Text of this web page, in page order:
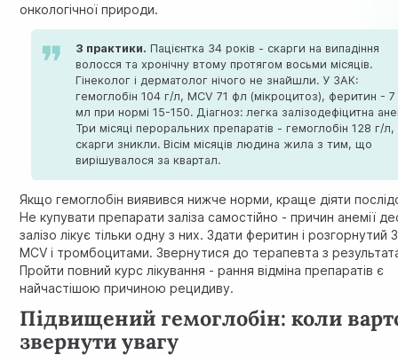
онкологічної природи.
З практики. Пацієнтка 34 років - скарги на випадіння
волосся та хронічну втому протягом восьми місяців.
Гінеколог і дерматолог нічого не знайшли. У ЗАК:
гемоглобін 104 г/л, MCV 71 фл (мікроцитоз), феритин - 7
мл при нормі 15-150. Діагноз: легка залізодефіцитна
Три місяці пероральних препаратів - гемоглобін 128 г/л,
скарги зникли. Вісім місяців людина жила з тим, що
вирішувалося за квартал.
Якщо гемоглобін виявився нижче норми, краще діяти
Не купувати препарати заліза самостійно - причин анемії
залізо лікує тільки одну з них. Здати феритин і розгорнутий
MCV і тромбоцитами.Звернутися до терапевта з
Пройти повний курс лікування - рання відміна препаратів є
найчастішою причиною рецидиву.
Підвищений гемоглобін: коли
звернути увагу